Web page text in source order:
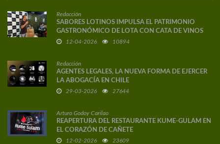
Redacción
SABORES LOTINOS IMPULSA EL PATRIMONIO
GASTRONÓMICO DE LOTA CON CATA DE VINOS
DE AUTOR
12-04-2026 10894
Redacción
AGENTES LEGALES, LA NUEVA FORMA DE EJERCER
LA ABOGACÍA EN CHILE
29-03-2026 27644
Arturo Godoy Carilao
REAPERTURA DEL RESTAURANTE KUME-GULAM EN
EL CORAZÓN DE CAÑETE
12-02-2026 23609